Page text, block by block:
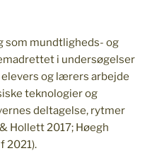
som mundtligheds- og
i undersøgelser
og lærers arbejde
teknologier og
deltagelse, rytmer
Hollett 2017; Høegh
2021).